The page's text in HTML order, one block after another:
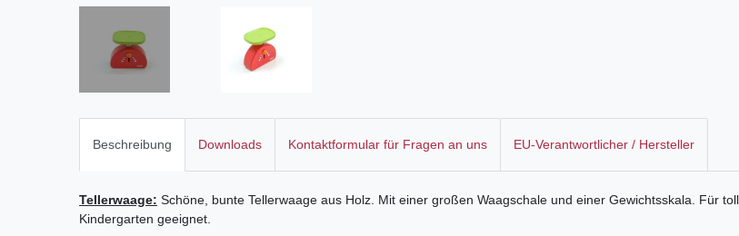
Beschreibung Downloads Kontaktformular für Fragen an uns EU-Verantwortlicher / Hersteller
Tellerwaage: Schöne, bunte Tellerwaage aus Holz. Mit einer großen Waagschale und einer Gewichtsskala. Für
Kindergarten geeignet.